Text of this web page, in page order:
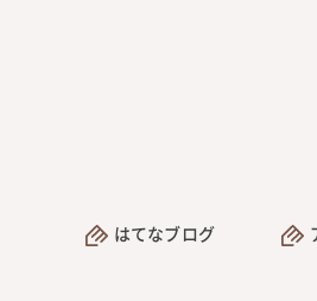
はてなブログ